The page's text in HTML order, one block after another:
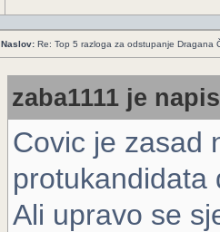
Naslov: Re: Top 5 razloga za odstupanje Dragana
zaba1111 je
Covic je zasad
protukandidata
Ali upravo se